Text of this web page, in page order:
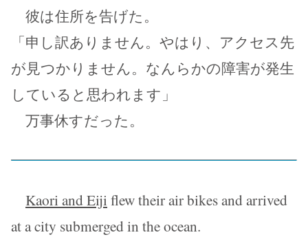
彼は住所を告げた。
「申し訳ありません。やはり、アクセス先
が見つかりません。なんらかの障害が発生
していると思われます」
万事休すだった。
Kaori and Eiji flew their air bikes and arrived
at a city submerged in the ocean.